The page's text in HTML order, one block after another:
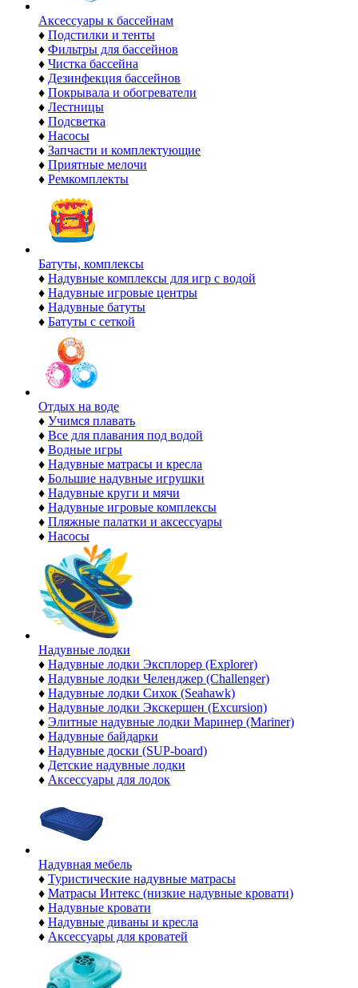
Аксессуары к бассейнам
♦ Подстилки и тенты
♦ Фильтры для бассейнов
♦ Чистка бассейна
♦ Дезинфекция бассейнов
♦ Покрывала и обогреватели
♦ Лестницы
♦ Подсветка
♦ Насосы
♦ Запчасти и комплектующие
♦ Приятные мелочи
♦ Ремкомплекты
Батуты, комплексы
♦ Надувные комплексы для игр с водой
♦ Надувные игровые центры
♦ Надувные батуты
♦ Батуты с сеткой
Отдых на воде
♦ Учимся плавать
♦ Все для плавания под водой
♦ Водные игры
♦ Надувные матрасы и кресла
♦ Большие надувные игрушки
♦ Надувные круги и мячи
♦ Надувные игровые комплексы
♦ Пляжные палатки и аксессуары
♦ Насосы
Надувные лодки
♦ Надувные лодки Эксплорер (Explorer)
♦ Надувные лодки Челенджер (Challenger)
♦ Надувные лодки Сихок (Seahawk)
♦ Надувные лодки Экскершен (Excursion)
♦ Элитные надувные лодки Маринер (Mariner)
♦ Надувные байдарки
♦ Надувные доски (SUP-board)
♦ Детские надувные лодки
♦ Аксессуары для лодок
Надувная мебель
♦ Туристические надувные матрасы
♦ Матрасы Интекс (низкие надувные кровати)
♦ Надувные кровати
♦ Надувные диваны и кресла
♦ Аксессуары для кроватей